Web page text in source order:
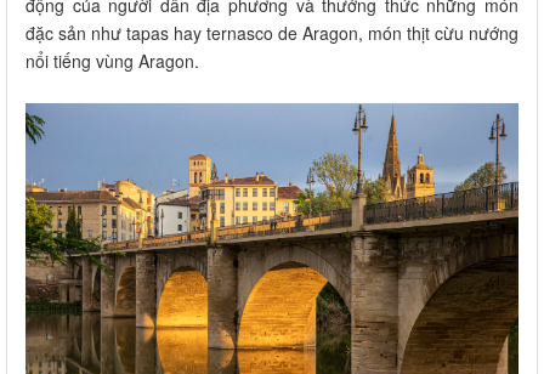
đặc sản như tapas hay ternasco de Aragon, món thịt cừu nướng
nổi tiếng vùng Aragon.